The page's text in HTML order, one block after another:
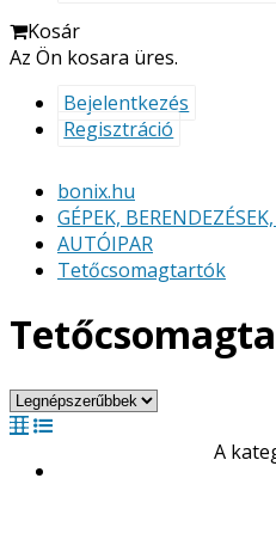
Kosár
Az Ön kosara üres.
Bejelentkezés
Regisztráció
bonix.hu
GÉPEK,
AUTÓIPAR
Tetőcsomagtartók
A